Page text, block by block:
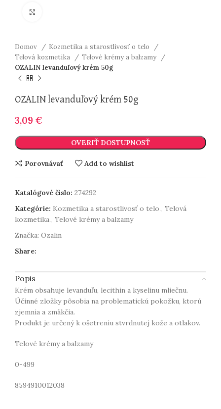
Domov
Kozmetika a starostlivosť o telo
Telová kozmetika
Telové krémy a balzamy
OZALIN levanduľový krém 50g
OZALIN levanduľový krém 50g
3,09 €
OVERIŤ DOSTUPNOSŤ
Porovnávať Add to wishlist
Katalógové číslo: 274292
Kategórie: Kozmetika a starostlivosť o telo, Telová
kozmetika, Telové krémy a balzamy
Značka: Ozalin
Share:
Popis
Krém obsahuje levanduľu, lecithin a kyselinu mliečnu.
Účinné zložky pôsobia na problematickú pokožku, ktorú
zjemnia a zmäkčia.
Produkt je určený k ošetreniu stvrdnutej kože a otlakov.
Telové krémy a balzamy
0-499
8594910012038